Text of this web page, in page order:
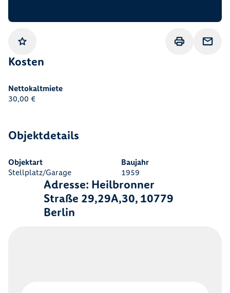
Gemerkt Drucken
Kosten
Nettokaltmiete
30,00 €
Objektdetails
Objektart
Stellplatz/Garage
Baujahr
1959
Adresse: Heilbronner
Straße 29,29A,30, 10779
Berlin